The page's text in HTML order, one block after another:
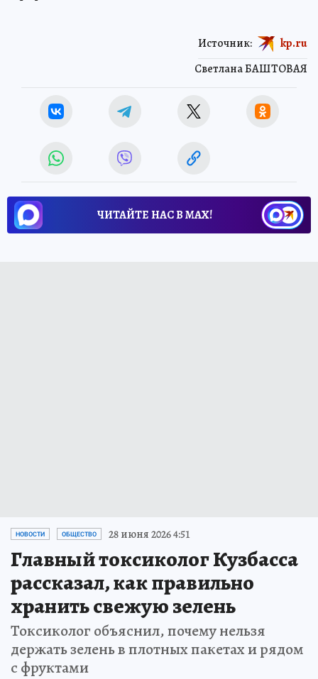
Светлана БАШТОВАЯ
Источник: kp.ru
ЧИТАЙТЕ НАС В МАХ!
НОВОСТИ ОБЩЕСТВО 28 июня 2026 4:51
Главный токсиколог Кузбасса
рассказал, как правильно
хранить свежую зелень
Токсиколог объяснил, почему нельзя
держать зелень в плотных пакетах и рядом
с фруктами